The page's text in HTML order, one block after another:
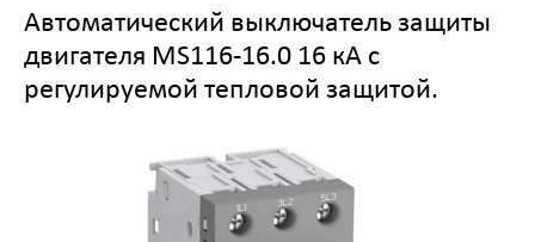
Автоматический выключатель защиты
двигателя MS116-16.0 16 кА с
регулируемой тепловой защитой.